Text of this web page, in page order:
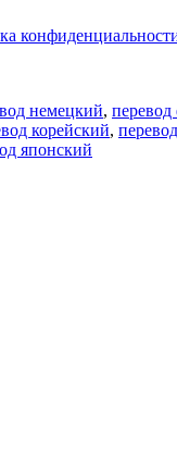
немецкий, перевод
корейский,
японский